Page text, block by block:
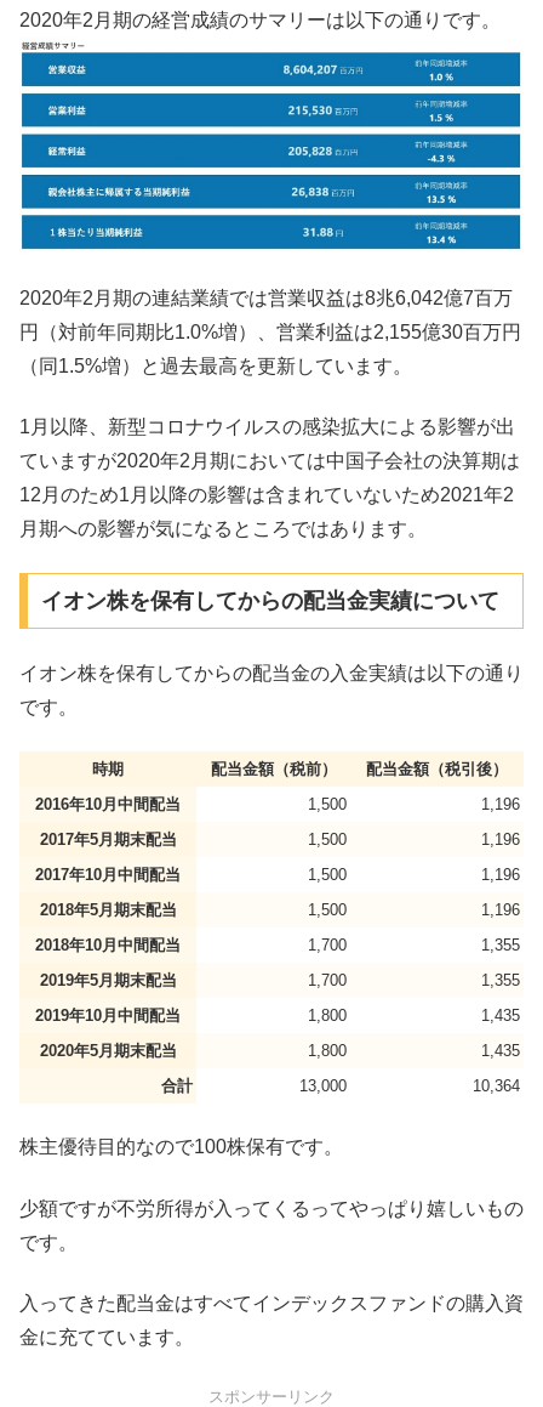
2020年2月期の経営成績のサマリーは以下の通りです。
2020年2月期の連結業績では営業収益は8兆6,042億7百万
円（対前年同期比1.0%増）、営業利益は2,155億30百万円
（同1.5%増）と過去最高を更新しています。
1月以降、新型コロナウイルスの感染拡大による影響が出
ていますが2020年2月期においては中国子会社の決算期は
12月のため1月以降の影響は含まれていないため2021年2
月期への影響が気になるところではあります。
イオン株を保有してからの配当金実績について
イオン株を保有してからの配当金の入金実績は以下の通り
です。
時期 配当金額（税前）
配当金額（税引後）
2016年10月中間配当
1,500
1,196
2017年5月期末配当
1,500
1,196
2017年10月中間配当
1,500
1,196
2018年5月期末配当
1,500
1,196
2018年10月中間配当
1,700
1,355
2019年5月期末配当
1,700
1,355
2019年10月中間配当
1,800
1,435
2020年5月期末配当
1,800
1,435
合計
13,000 10,364
株主優待目的なので100株保有です。
少額ですが不労所得が入ってくるってやっぱり嬉しいもの
です。
入ってきた配当金はすべてインデックスファンドの購入資
金に充てています。
スポンサーリンク